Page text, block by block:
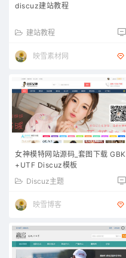
discuz建站教程
建站教程
映雪素材网
女神模特网站源码_套图下载 GBK
+UTF Discuz模板
Discuz主题
映雪博客